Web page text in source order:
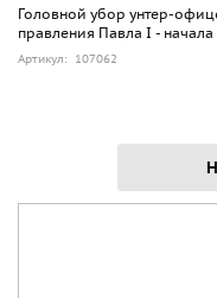
Головной убор унтер-
правления Павла I -
Артикул: 107062